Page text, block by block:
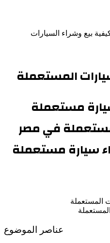
بيع وشراء السيارات
المستعملة
مستعملة
في مصر
سيارة مستعملة
عناصر الموضوع